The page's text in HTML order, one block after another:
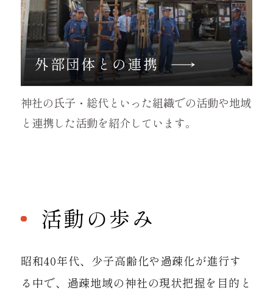
外部団体との連携
神社の氏子・総代といった組織での活動や地域
と連携した活動を紹介しています。
活動の歩み
昭和40年代、少子高齢化や過疎化が進行す
る中で、過疎地域の神社の現状把握を目的と